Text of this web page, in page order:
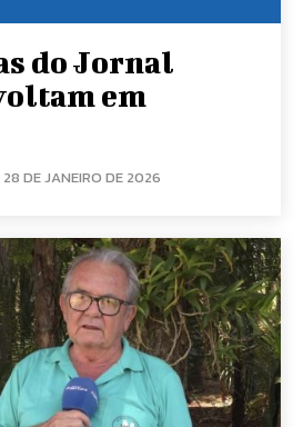
do Jornal
em
28 DE JANEIRO DE 2026